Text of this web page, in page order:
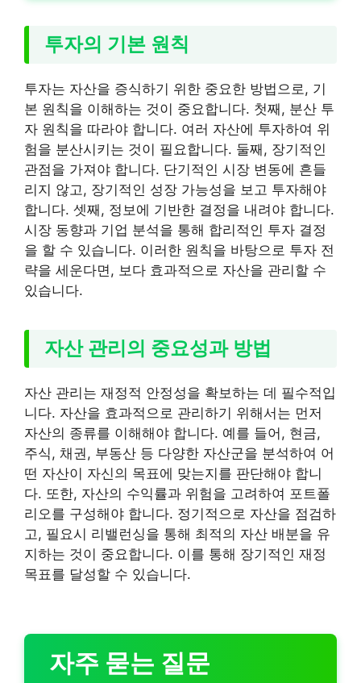
투자의 기본 원칙
투자는 자산을 증식하기 위한 중요한 방법으로, 기
본 원칙을 이해하는 것이 중요합니다. 첫째, 분산 투
자 원칙을 따라야 합니다. 여러 자산에 투자하여 위
험을 분산시키는 것이 필요합니다. 둘째, 장기적인
관점을 가져야 합니다. 단기적인 시장 변동에 흔들
리지 않고, 장기적인 성장 가능성을 보고 투자해야
합니다. 셋째, 정보에 기반한 결정을 내려야 합니다.
시장 동향과 기업 분석을 통해 합리적인 투자 결정
을 할 수 있습니다. 이러한 원칙을 바탕으로 투자 전
략을 세운다면, 보다 효과적으로 자산을 관리할 수
있습니다.
자산 관리의 중요성과 방법
자산 관리는 재정적 안정성을 확보하는 데 필수적입
니다. 자산을 효과적으로 관리하기 위해서는 먼저
자산의 종류를 이해해야 합니다. 예를 들어, 현금,
주식, 채권, 부동산 등 다양한 자산군을 분석하여 어
떤 자산이 자신의 목표에 맞는지를 판단해야 합니
다. 또한, 자산의 수익률과 위험을 고려하여 포트폴
리오를 구성해야 합니다. 정기적으로 자산을 점검하
고, 필요시 리밸런싱을 통해 최적의 자산 배분을 유
지하는 것이 중요합니다. 이를 통해 장기적인 재정
목표를 달성할 수 있습니다.
자주 묻는 질문